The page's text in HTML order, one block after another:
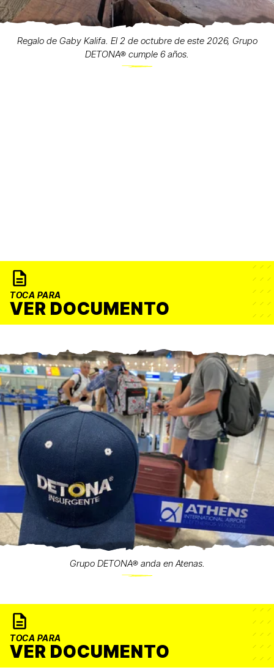
Regalo de Gaby Kalifa. El 2 de octubre de este 2026, Grupo
DETONA® cumple 6 años.
TOCA PARA
VER DOCUMENTO
Grupo DETONA® anda en Atenas.
TOCA PARA
VER DOCUMENTO